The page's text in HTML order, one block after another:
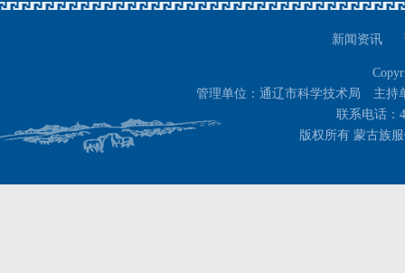
新闻资讯
管理单位：通辽市科学技术局 主持
联系电话：
版权所有 蒙古族